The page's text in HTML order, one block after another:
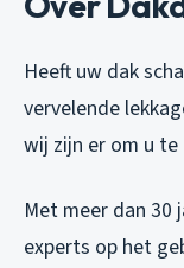
Heeft uw dak
vervelende
wij zijn er om u te
Met meer dan
experts op het